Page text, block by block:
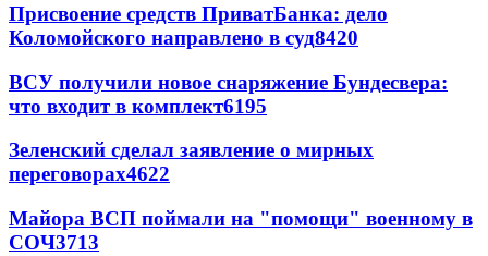
Присвоение средств ПриватБанка: дело
Коломойского направлено в суд8420
ВСУ получили новое снаряжение Бундесвера:
что входит в комплект6195
Зеленский сделал заявление о мирных
переговорах4622
Майора ВСП поймали на "помощи" военному в
СОЧ3713